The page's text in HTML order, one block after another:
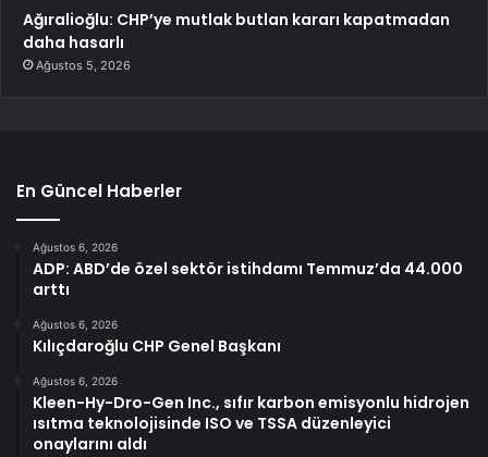
Ağıralioğlu: CHP’ye mutlak butlan kararı kapatmadan
daha hasarlı
Ağustos 5, 2026
En Güncel Haberler
Ağustos 6, 2026
ADP: ABD’de özel sektör istihdamı Temmuz’da 44.000
arttı
Ağustos 6, 2026
Kılıçdaroğlu CHP Genel Başkanı
Ağustos 6, 2026
Kleen-Hy-Dro-Gen Inc., sıfır karbon emisyonlu hidrojen
ısıtma teknolojisinde ISO ve TSSA düzenleyici
onaylarını aldı